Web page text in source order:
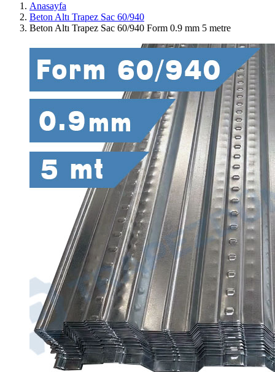
Anasayfa
Beton Altı Trapez Sac 60/940
Beton Altı Trapez Sac 60/940 Form 0.9 mm 5 metre